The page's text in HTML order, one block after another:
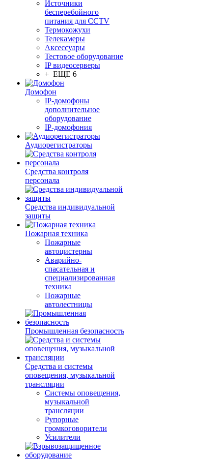
Источники
бесперебойного
питания для CCTV
Термокожухи
Телекамеры
Аксессуары
Тестовое оборудование
IP видеосерверы
+ ЕЩЕ 6
Домофон
IP-домофоны
дополнительное
оборудование
IP-домофония
Аудиорегистраторы
Средства контроля
персонала
Средства индивидуальной
защиты
Пожарная техника
Пожарные
автоцистерны
Аварийно-
спасательная и
специализированная
техника
Пожарные
автолестницы
Промышленная безопасность
Средства и системы
оповещения, музыкальной
трансляции
Системы оповещения,
музыкальной
трансляции
Рупорные
громкоговорители
Усилители